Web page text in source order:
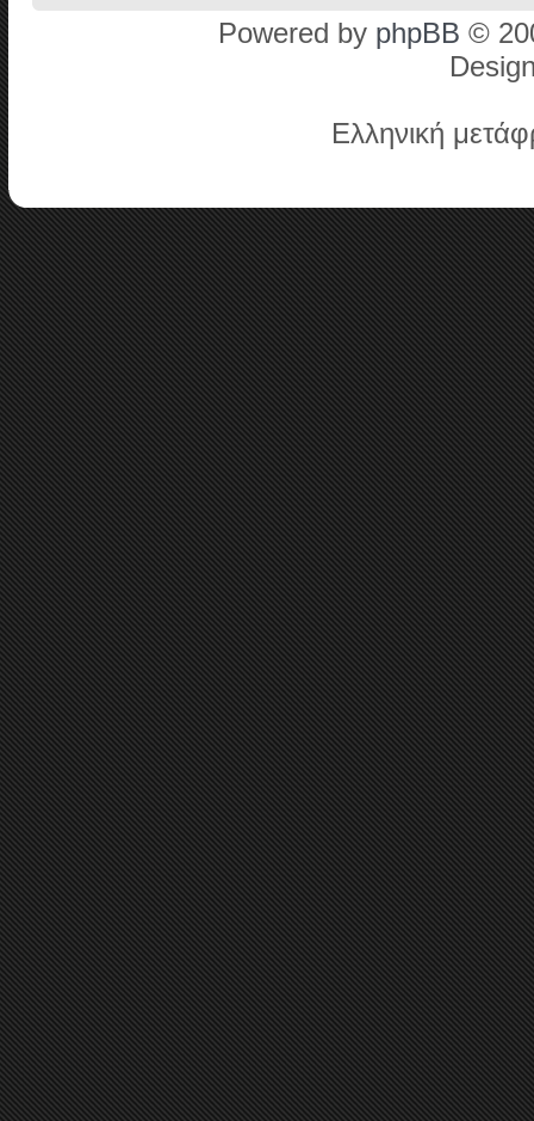
Powered by phpBB ©
Ελληνική